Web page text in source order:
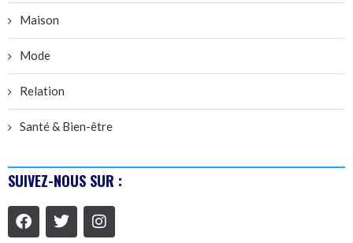
Maison
Mode
Relation
Santé & Bien-être
SUIVEZ-NOUS SUR :